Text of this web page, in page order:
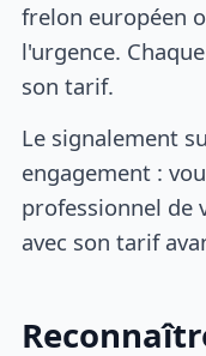
frelon européen
l'urgence.
son tarif.
Le signalement
engagement :
professionnel de
avec son tarif